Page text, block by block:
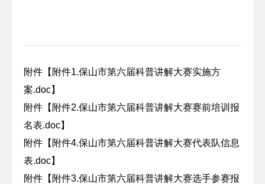
附件【 附件1.保山市第六届科普讲解大赛实施方
案.doc】
附件【 附件2.保山市第六届科普讲解大赛赛前培训报
名表.doc】
附件【 附件4.保山市第六届科普讲解大赛代表队信息
表.doc】
附件【 附件3.保山市第六届科普讲解大赛选手参赛报